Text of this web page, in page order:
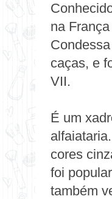
na
caças, e
VII.
É um
cores
foi
também